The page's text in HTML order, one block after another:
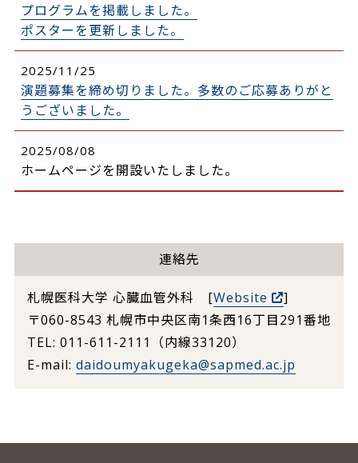
プログラムを掲載しました。
ポスターを更新しました。
2025/11/25
演題募集を締め切りました。多数のご応募ありがと
うございました。
2025/08/08
ホームページを開設いたしました。
連絡先
札幌医科大学 心臓血管外科 [Website
]
〒060-8543 札幌市中央区南1条西16丁目291番地
TEL: 011-611-2111
（内線33120）
E-mail: daidoumyakugeka@sapmed.ac.jp